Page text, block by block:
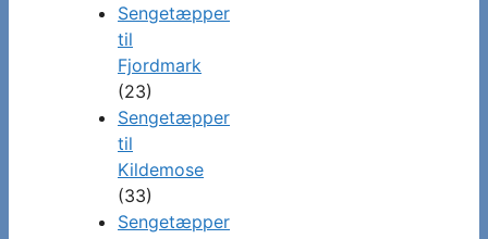
Sengetæpper
til
Fjordmark
(23)
Sengetæpper
til
Kildemose
(33)
Sengetæpper